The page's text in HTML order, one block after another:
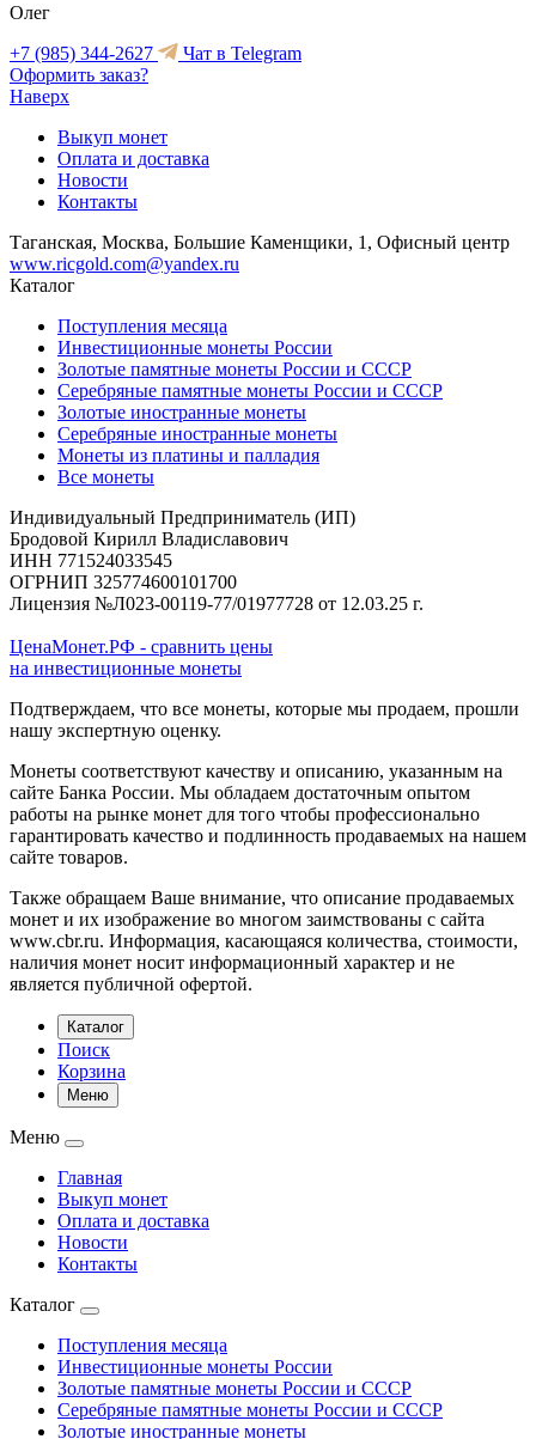
Олег
+7 (985) 344-2627
Чат в Telegram
Оформить заказ?
Наверх
Выкуп монет
Оплата и доставка
Новости
Контакты
Таганская, Москва, Большие Каменщики, 1, Офисный центр
www.ricgold.com@yandex.ru
Каталог
Поступления месяца
Инвестиционные монеты России
Золотые памятные монеты России и СССР
Серебряные памятные монеты России и СССР
Золотые иностранные монеты
Серебряные иностранные монеты
Монеты из платины и палладия
Все монеты
Индивидуальный Предприниматель (ИП)
Бродовой Кирилл Владиславович
ИНН 771524033545
ОГРНИП 325774600101700
Лицензия №Л023-00119-77/01977728 от 12.03.25 г.
ЦенаМонет.РФ - сравнить цены
на инвестиционные монеты
Подтверждаем, что все монеты, которые мы продаем, прошли
нашу экспертную оценку.
Монеты соответствуют качеству и описанию, указанным на
сайте Банка России. Мы обладаем достаточным опытом
работы на рынке монет для того чтобы профессионально
гарантировать качество и подлинность продаваемых на нашем
сайте товаров.
Также обращаем Ваше внимание, что описание продаваемых
монет и их изображение во многом заимствованы с сайта
www.cbr.ru. Информация, касающаяся количества, стоимости,
наличия монет носит информационный характер и не
является публичной офертой.
Каталог
Поиск
Корзина
Меню
Меню
Главная
Выкуп монет
Оплата и доставка
Новости
Контакты
Каталог
Поступления месяца
Инвестиционные монеты России
Золотые памятные монеты России и СССР
Серебряные памятные монеты России и СССР
Золотые иностранные монеты